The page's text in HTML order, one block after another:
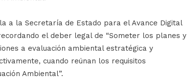
a la Secretaría de Estado para el Avance Digital
el deber legal de “Someter los planes y
a evaluación ambiental estratégica y
cuando reúnan los requisitos
Ambiental”.